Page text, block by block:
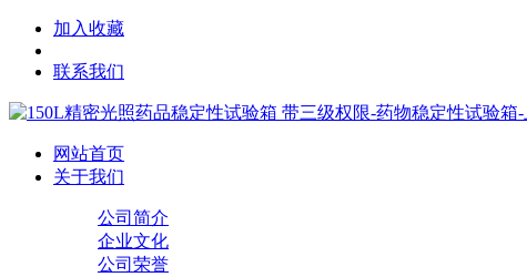
加入收藏
联系我们
网站首页
关于我们
公司简介
企业文化
公司荣誉